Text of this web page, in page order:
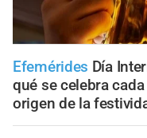
Efemérides Día
qué se celebra
origen de la